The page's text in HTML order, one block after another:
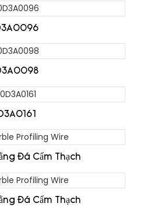
Đá Cẩm Thạch
Đá Cẩm Thạch